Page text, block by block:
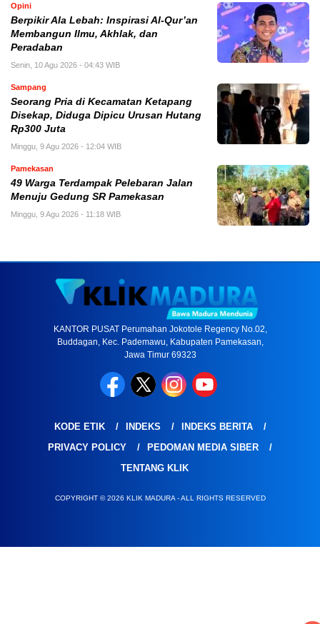
Opini
Berpikir Ala Lebah: Inspirasi Al-Qur’an
Membangun Ilmu, Akhlak, dan
Peradaban
Senin, 10 Agu 2026 - 04:43 WIB
Sampang
Seorang Pria di Kecamatan Ketapang
Disekap, Diduga Dipicu Urusan Hutang
Rp300 Juta
Minggu, 9 Agu 2026 - 12:04 WIB
Pamekasan
49 Warga Terdampak Pelebaran Jalan
Menuju Gedung SR Pamekasan
Minggu, 9 Agu 2026 - 11:18 WIB
KANTOR PUSAT Perumahan Jokotole Regency No.02,
Buddagan, Kec. Pademawu, Kabupaten Pamekasan,
Jawa Timur 69323
KODE ETIK INDEKS
INDEKS BERITA
PRIVACY POLICY
PEDOMAN MEDIA SIBER
TENTANG KLIK
COPYRIGHT © 2026 KLIK MADURA - ALL RIGHTS RESERVED